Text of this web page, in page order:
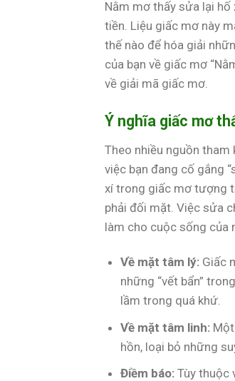
Nằm mơ thấy sửa lại
tiền. Liệu giấc mơ này
thế nào để hóa giải
của bạn về giấc mơ
về giải mã giấc mơ.
Ý nghĩa giấc mơ
Theo nhiều nguồn
việc bạn đang cố gắng
xí trong giấc mơ tượng
phải đối mặt. Việc sửa
làm cho cuộc sống của
Về mặt tâm lý: Giấc
những “vết bẩn”
lầm trong quá khứ.
Về mặt tâm linh:
hồn, loại bỏ những
Điềm báo: Tùy thuộc